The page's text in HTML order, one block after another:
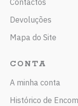
Devoluções
Mapa do Site
CONTA
A minha conta
Histórico de